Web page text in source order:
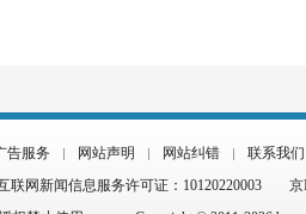
告服务 网站声明 网站纠错
联系我们
联网新闻信息服务许可证：10120220003 京